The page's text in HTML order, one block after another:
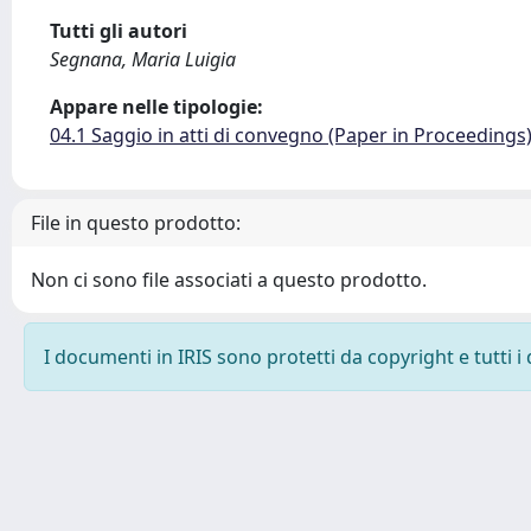
Tutti gli autori
Segnana, Maria Luigia
Appare nelle tipologie:
04.1 Saggio in atti di convegno (Paper in Proceedings)
File in questo prodotto:
Non ci sono file associati a questo prodotto.
I documenti in IRIS sono protetti da copyright e tutti